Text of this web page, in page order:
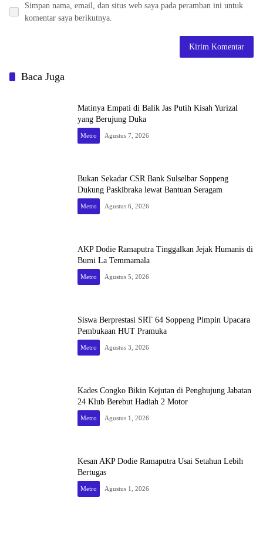
Simpan nama, email, dan situs web saya pada peramban ini untuk
komentar saya berikutnya.
Baca Juga
Matinya Empati di Balik Jas Putih Kisah Yurizal
yang Berujung Duka
Metro Agustus 7, 2026
Bukan Sekadar CSR Bank Sulselbar Soppeng
Dukung Paskibraka lewat Bantuan Seragam
Metro Agustus 6, 2026
AKP Dodie Ramaputra Tinggalkan Jejak Humanis di
Bumi La Temmamala
Metro Agustus 5, 2026
Siswa Berprestasi SRT 64 Soppeng Pimpin Upacara
Pembukaan HUT Pramuka
Metro Agustus 3, 2026
Kades Congko Bikin Kejutan di Penghujung Jabatan
24 Klub Berebut Hadiah 2 Motor
Metro Agustus 1, 2026
Kesan AKP Dodie Ramaputra Usai Setahun Lebih
Bertugas
Metro Agustus 1, 2026